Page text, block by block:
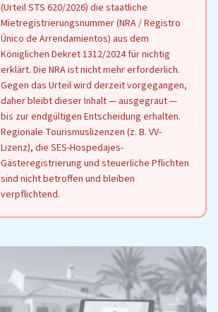
(Urteil STS 620/2026) die staatliche
Mietregistrierungsnummer (NRA / Registro
Único de Arrendamientos) aus dem
Königlichen Dekret 1312/2024 für nichtig
erklärt. Die NRA ist nicht mehr erforderlich.
Gegen das Urteil wird derzeit vorgegangen,
daher bleibt dieser Inhalt — ausgegraut —
bis zur endgültigen Entscheidung erhalten.
Regionale Tourismuslizenzen (z. B. VV-
Lizenz), die SES-Hospedajes-
Gästeregistrierung und steuerliche Pflichten
sind nicht betroffen und bleiben
verpflichtend.